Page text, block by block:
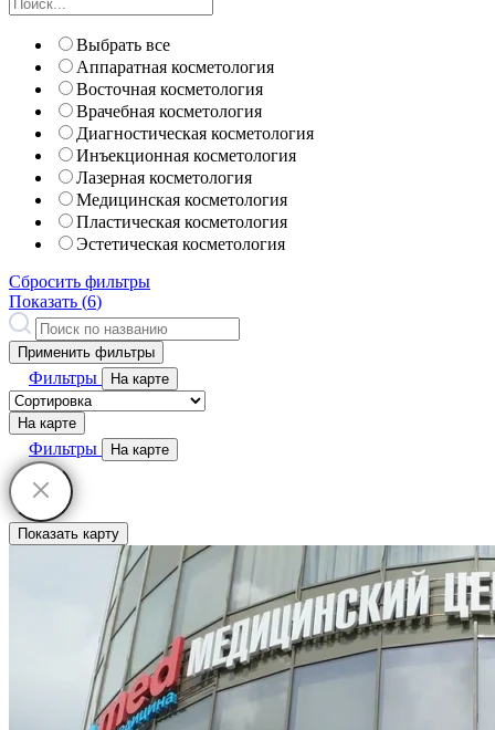
Выбрать все
Аппаратная косметология
Восточная косметология
Врачебная косметология
Диагностическая косметология
Инъекционная косметология
Лазерная косметология
Медицинская косметология
Пластическая косметология
Эстетическая косметология
Сбросить фильтры
Показать (6)
Применить фильтры
Фильтры На карте
На карте
Фильтры На карте
Показать карту